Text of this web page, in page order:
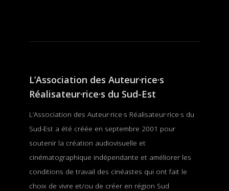
L’Association des Auteur·rice·s
Réalisateur·rice·s du Sud-Est
L’Association des Auteur·rice·s Réalisateur·rice·s du
Sud-Est a été créée en septembre 2001 pour
soutenir la création audiovisuelle et
cinématographique indépendante et améliorer les
conditions de travail des cinéastes qui ont fait le
choix de vivre et/ou de créer en région Sud